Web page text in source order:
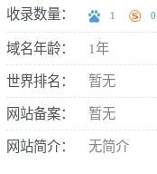
收录数量： 1 0
域名年龄： 1年
世界排名： 暂无
网站备案： 暂无
网站简介： 无简介